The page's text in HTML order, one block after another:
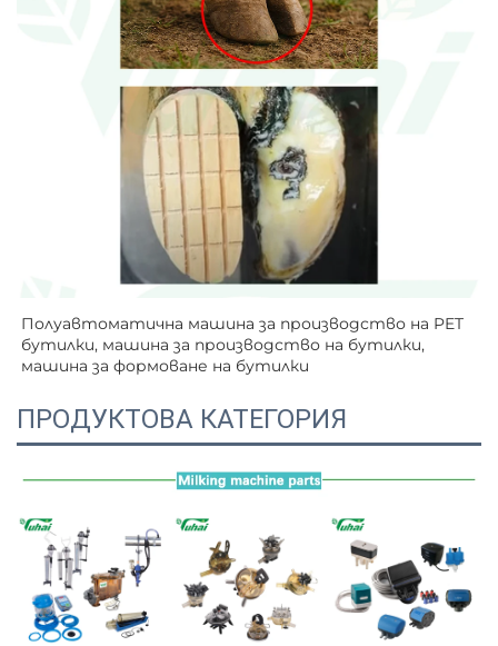
Полуавтоматична машина за производство на PET
бутилки, машина за производство на бутилки,
машина за формоване на бутилки
ПРОДУКТОВА КАТЕГОРИЯ